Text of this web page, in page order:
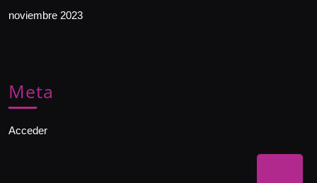
noviembre 2023
Meta
Acceder